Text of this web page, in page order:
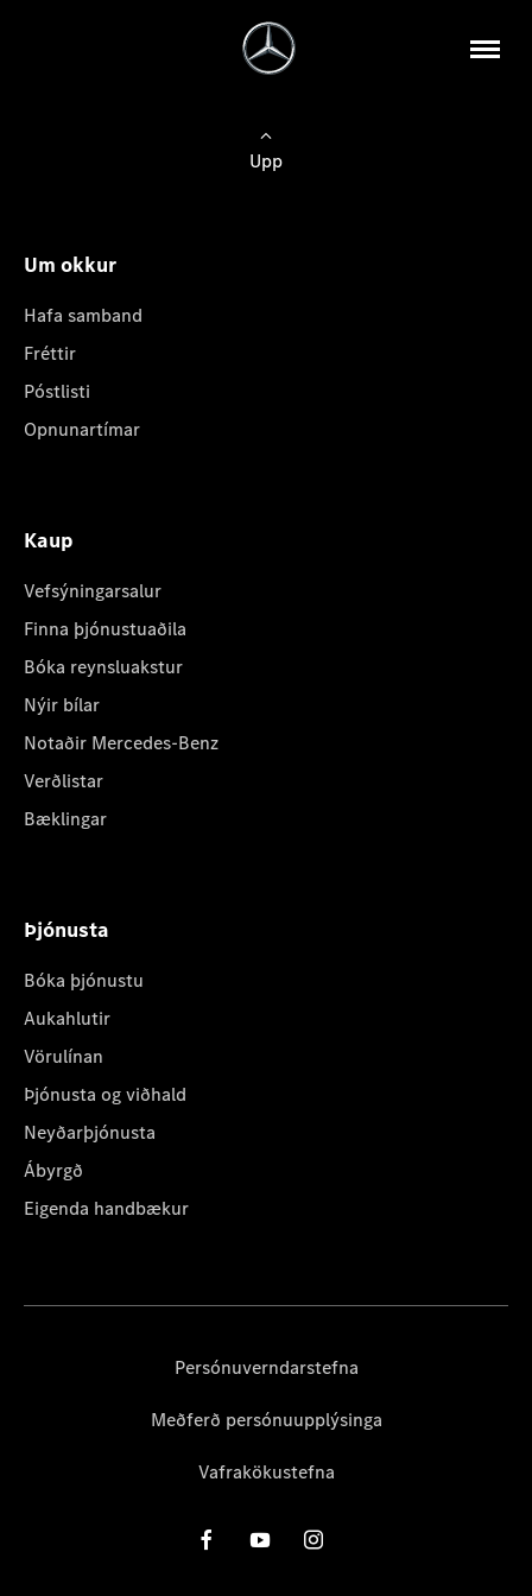
Upp
Um okkur
Hafa samband
Fréttir
Póstlisti
Opnunartímar
Kaup
Vefsýningarsalur
Finna þjónustuaðila
Bóka reynsluakstur
Nýir bílar
Notaðir Mercedes-Benz
Verðlistar
Bæklingar
Þjónusta
Bóka þjónustu
Aukahlutir
Vörulínan
Þjónusta og viðhald
Neyðarþjónusta
Ábyrgð
Eigenda handbækur
Persónuverndarstefna
Meðferð persónuupplýsinga
Vafrakökustefna